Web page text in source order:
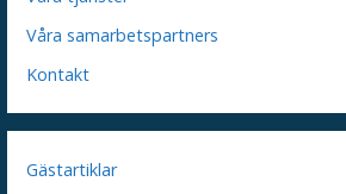
Våra samarbetspartners
Kontakt
Gästartiklar